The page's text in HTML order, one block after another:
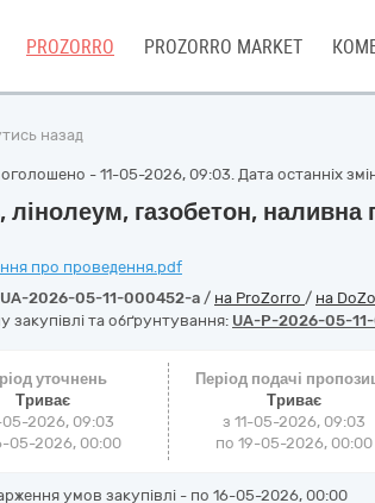
PROZORRO PROZORRO MARKET
назад
- 11-05-2026, 09:03. Дата останніх
лінолеум, газобетон, наливна
про проведення.pdf
UA-2026-05-11-000452-a / на ProZorro / на
закупівлі та обґрунтування: UA-P-2026-05-
уточнень
Триває
05-2026, 09:03
05-2026, 00:00
Період подачі
Триває
з 11-05-2026, 09:03
по 19-05-2026, 00:00
умов закупівлі - по 16-05-2026, 00:00